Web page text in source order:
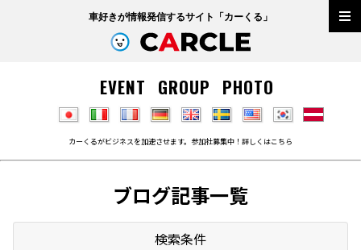
車好きが情報発信するサイト「カーくる 」
EVENT GROUP PHOTO
カーくるがビジネスを加速させます。参加社募集中！詳しくはこちら
ブログ記事一覧
検索条件